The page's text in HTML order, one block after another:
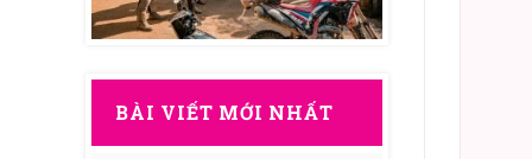
BÀI VIẾT MỚI NHẤT